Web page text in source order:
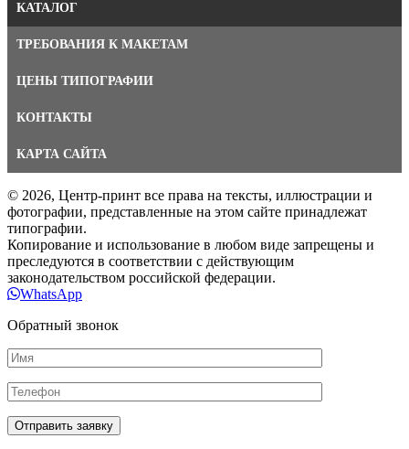
КАТАЛОГ
ТРЕБОВАНИЯ К МАКЕТАМ
ЦЕНЫ ТИПОГРАФИИ
КОНТАКТЫ
КАРТА САЙТА
© 2026, Центр-принт все права на тексты, иллюстрации и
фотографии, представленные на этом сайте принадлежат
типографии.
Копирование и использование в любом виде запрещены и
преследуются в соответствии с действующим
законодательством российской федерации.
WhatsApp
Обратный звонок